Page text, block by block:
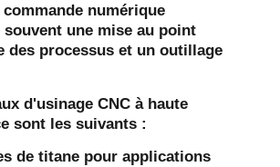
numérique
souvent une mise au point
des processus et un outillage
d'usinage CNC à haute
sont les suivants :
de titane pour applications